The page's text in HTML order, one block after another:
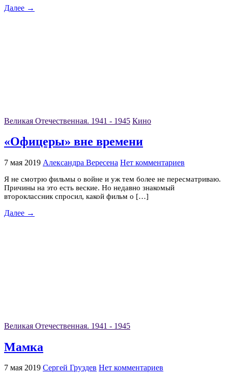
Далее →
Великая Отечественная. 1941 - 1945 Кино
«Офицеры» вне времени
7 мая 2019 Александра Вересена Нет комментариев
Я не смотрю фильмы о войне и уж тем более не пересматриваю.
Причины на это есть веские. Но недавно знакомый
второклассник спросил, какой фильм о […]
Далее →
Великая Отечественная. 1941 - 1945
Мамка
7 мая 2019 Сергей Груздев Нет комментариев